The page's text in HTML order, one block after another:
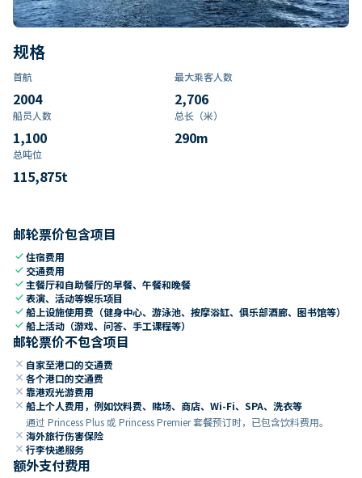
规格
首航
2004
最大乘客人数
2,706
船员人数
1,100
总长（米）
290m
总吨位
115,875t
邮轮票价包含项目
check住宿费用
check 交通费用
check 主餐厅和自助餐厅的早餐、午餐和晚餐
check表演、活动等娱乐项目
check船上设施使用费（健身中心、游泳池、按摩浴缸、俱乐部酒廊、图书馆等）
check船上活动（游戏、问答、手工课程等）
邮轮票价不包含项目
close 自家至港口的交通费
close 各个港口的交通费
close 靠港观光游费用
close 船上个人费用，例如饮料费、赌场、商店、Wi-Fi、SPA、洗衣等
通过 Princess Plus 或 Princess Premier 套餐预订时，已包含饮料费用。
close 海外旅行伤害保险
close 行李快递服务
额外支付费用